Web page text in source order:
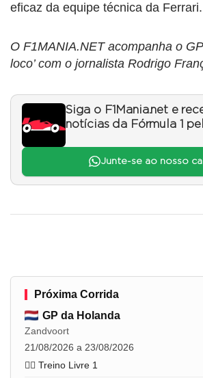
eficaz da equipe técnica da Ferrari.
O F1MANIA.NET acompanha o
loco’ com o jornalista Rodrigo
Siga o F1Mania.net e
notícias da Fórmula 1
Junte-se ao nosso
Próxima Corrida
GP da Holanda
Zandvoort
21/08/2026 a 23/08/2026
🏋️‍♂️ Treino Livre 1